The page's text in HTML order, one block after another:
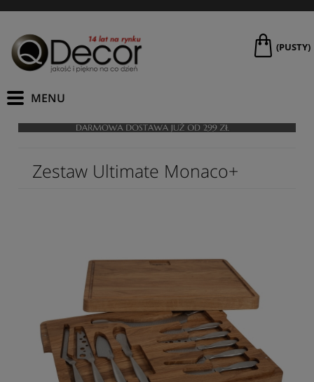
(PUSTY)
Zestaw Ultimate Monaco+